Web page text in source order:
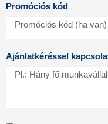
Promóciós kód
Ajánlatkéréssel